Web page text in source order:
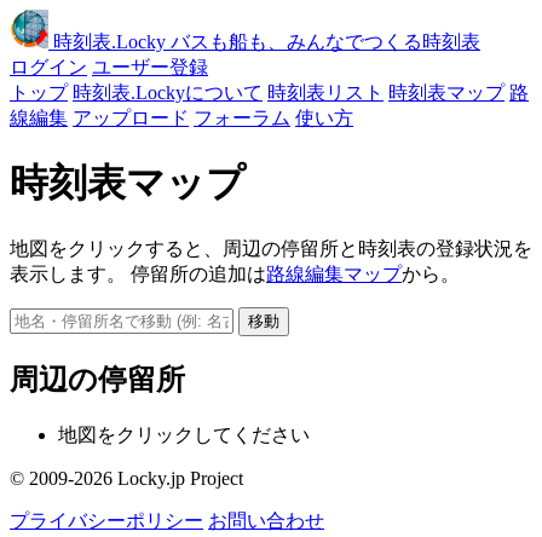
時刻表.Locky バスも船も、みんなでつくる時刻表
ログイン ユーザー登録
トップ 時刻表.Lockyについて 時刻表リスト 時刻表マップ 路
線編集 アップロード フォーラム 使い方
時刻表マップ
地図をクリックすると、周辺の停留所と時刻表の登録状況を
表示します。 停留所の追加は路線編集マップから。
移動
周辺の停留所
地図をクリックしてください
© 2009-2026 Locky.jp Project
プライバシーポリシー お問い合わせ